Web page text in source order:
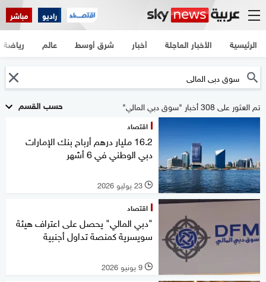
راديو مباشر
الرئيسية الأخبار العاجلة أخبار شرق أوسط عالم رياضة
حسب القسم تم العثور على 308 أخبار "سوق دبي المالي"
اقتصاد
16.2 مليار درهم أرباح بنك الإمارات
دبي الوطني في 6 أشهر
l 23 يوليو 2026
اقتصاد
"دبي المالي" يحصل على اعتراف هيئة
سويسرية كمنصة تداول أجنبية
l 9 يونيو 2026